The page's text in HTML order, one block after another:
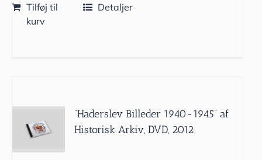
Tilføj til
kurv
Detaljer
”Haderslev Billeder 1940-1945” af
Historisk Arkiv, DVD, 2012